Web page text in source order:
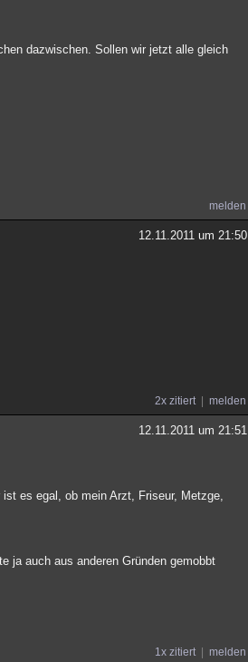
dazwischen. Sollen wir jetzt alle gleich
melden
12.11.2011 um 21:50
2x zitiert melden
12.11.2011 um 21:51
es egal, ob mein Arzt, Friseur, Metzge,
ja auch aus anderen Gründen gemobbt
1x zitiert melden